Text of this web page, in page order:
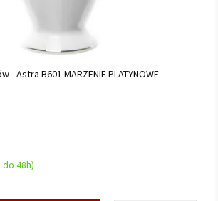
- Astra B601 MARZENIE PLATYNOWE
48h)